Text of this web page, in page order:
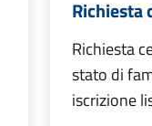
Richiesta
Richiesta
stato di
iscrizione